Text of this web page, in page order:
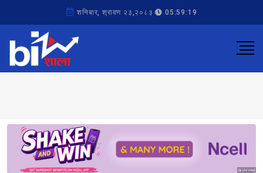
शनिबार, श्रावण २३,२०८३ 05:59:19
Sponsored